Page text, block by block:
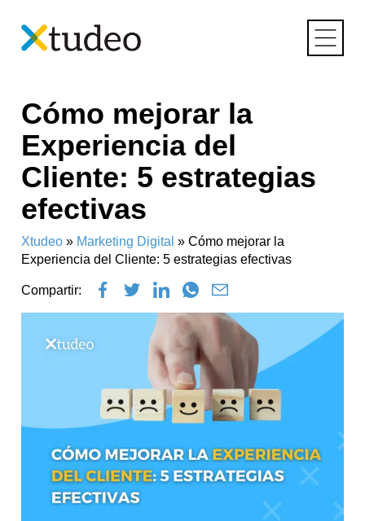
contentCómo mejorar la
Experiencia del
Cliente: 5 estrategias
efectivas
Xtudeo » Marketing Digital »Cómo mejorar la
Experiencia del Cliente: 5 estrategias efectivas
Compartir: